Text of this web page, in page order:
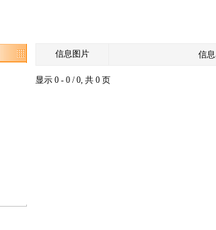
信息图片 信
显示 0 - 0 / 0, 共 0 页